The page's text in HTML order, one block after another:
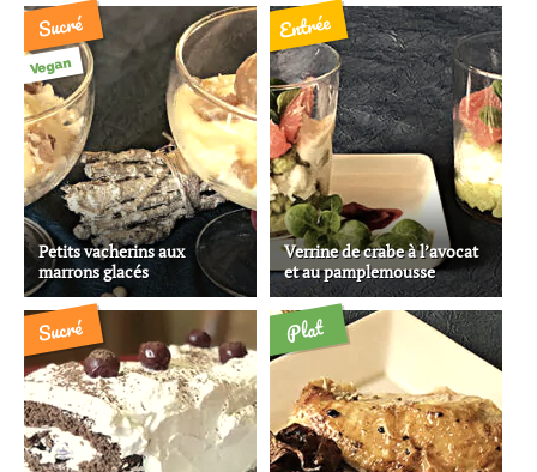
Sucré
Vegan
Petits vacherins aux
marrons glacés
Entrée
Verrine de crabe à l’avocat
et au pamplemousse
Sucré Plat